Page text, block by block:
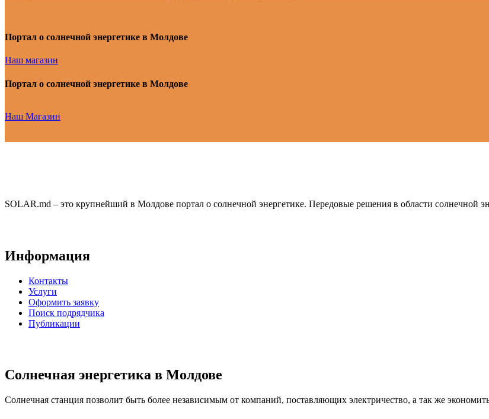
Портал о солнечной энергетике в Молдове
Наш магазин
Портал о солнечной энергетике в Молдове
Наш Магазин
SOLAR.md – это крупнейший в Молдове портал о солнечной энергетике. Передовые решения в области солнечной
Информация
Контакты
Услуги
Оформить заявку
Поиск подрядчика
Публикации
Солнечная энергетика в Молдове
Солнечная станция позволит быть более независимым от компаний, поставляющих электричество, а так же